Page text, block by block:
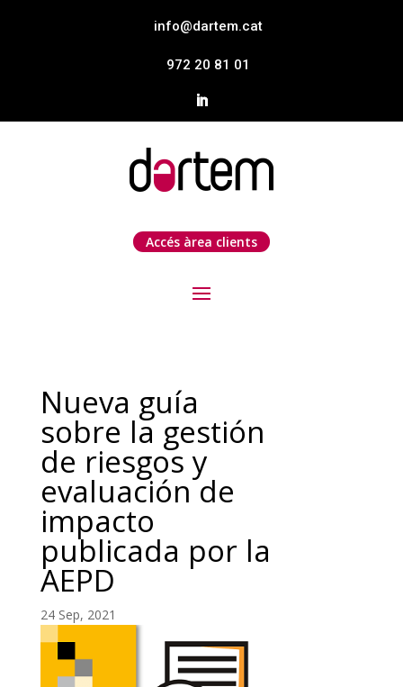
info@dartem.cat
972 20 81 01
Accés àrea clients
Nueva guía
sobre la gestión
de riesgos y
evaluación de
impacto
publicada por la
AEPD
24 Sep, 2021